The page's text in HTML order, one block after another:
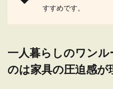
玄関はお家
がそのま
なおさら、
すすめです。
一人暮らしのワン
のは家具の圧迫感が